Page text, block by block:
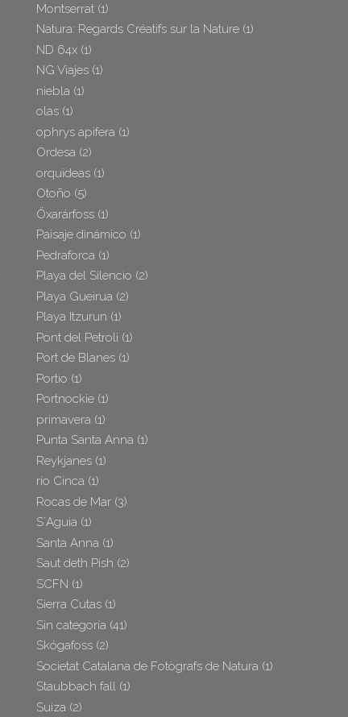
Montserrat (1)
Natura: Regards Créatifs sur la Nature (1)
ND 64x (1)
NG Viajes (1)
niebla (1)
olas (1)
ophrys apifera (1)
Ordesa (2)
orquideas (1)
Otoño (5)
Öxarárfoss (1)
Paisaje dinámico (1)
Pedraforca (1)
Playa del Silencio (2)
Playa Gueirua (2)
Playa Itzurun (1)
Pont del Petroli (1)
Port de Blanes (1)
Portio (1)
Portnockie (1)
primavera (1)
Punta Santa Anna (1)
Reykjanes (1)
río Cinca (1)
Rocas de Mar (3)
S´Aguia (1)
Santa Anna (1)
Saut deth Pish (2)
SCFN (1)
Sierra Cutas (1)
Sin categoría (41)
Skógafoss (2)
Societat Catalana de Fotògrafs de Natura (1)
Staubbach fall (1)
Suiza (2)